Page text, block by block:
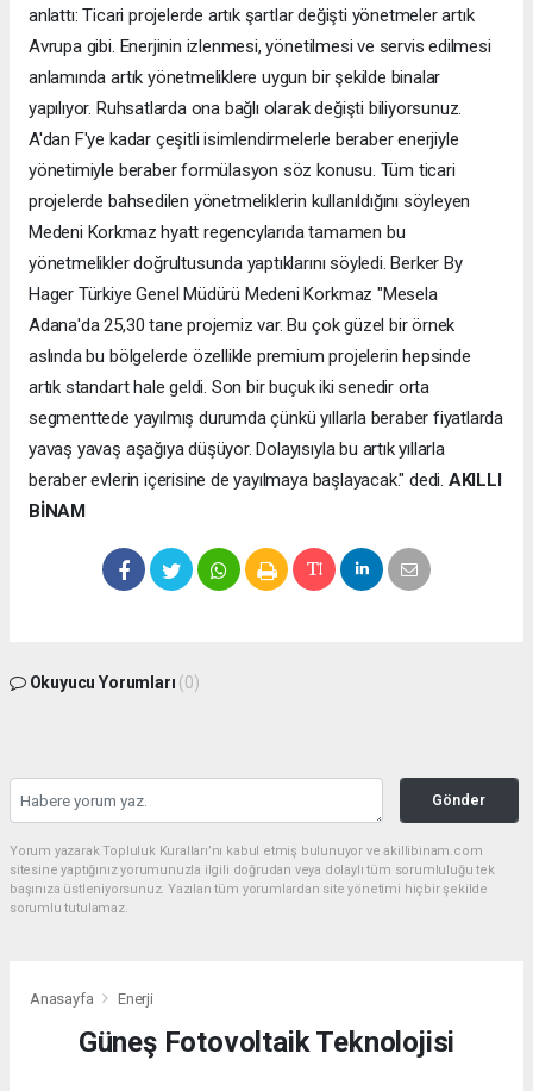
anlattı: Ticari projelerde artık şartlar değişti yönetmeler artık
Avrupa gibi. Enerjinin izlenmesi, yönetilmesi ve servis edilmesi
anlamında artık yönetmeliklere uygun bir şekilde binalar
yapılıyor. Ruhsatlarda ona bağlı olarak değişti biliyorsunuz.
A'dan F'ye kadar çeşitli isimlendirmelerle beraber enerjiyle
yönetimiyle beraber formülasyon söz konusu. Tüm ticari
projelerde bahsedilen yönetmeliklerin kullanıldığını söyleyen
Medeni Korkmaz hyatt regencylarıda tamamen bu
yönetmelikler doğrultusunda yaptıklarını söyledi. Berker By
Hager Türkiye Genel Müdürü Medeni Korkmaz "Mesela
Adana'da 25,30 tane projemiz var. Bu çok güzel bir örnek
aslında bu bölgelerde özellikle premium projelerin hepsinde
artık standart hale geldi. Son bir buçuk iki senedir orta
segmenttede yayılmış durumda çünkü yıllarla beraber fiyatlarda
yavaş yavaş aşağıya düşüyor. Dolayısıyla bu artık yıllarla
beraber evlerin içerisine de yayılmaya başlayacak." dedi. AKILLI
BİNAM
Okuyucu Yorumları (0)
Gönder
Yorum yazarak Topluluk Kuralları’nı kabul etmiş bulunuyor ve akillibinam.com
sitesine yaptığınız yorumunuzla ilgili doğrudan veya dolaylı tüm sorumluluğu tek
başınıza üstleniyorsunuz. Yazılan tüm yorumlardan site yönetimi hiçbir şekilde
sorumlu tutulamaz.
Anasayfa Enerji
Güneş Fotovoltaik Teknolojisi